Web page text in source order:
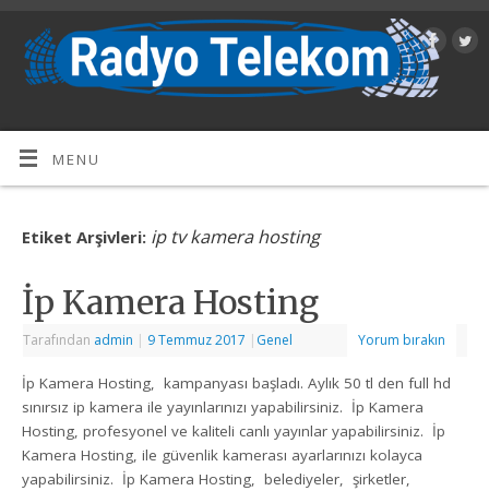
MENU
Etiket Arşivleri: ip tv kamera hosting
İp Kamera Hosting
Tarafından admin | 9 Temmuz 2017 | Genel Yorum bırakın
İp Kamera Hosting, kampanyası başladı. Aylık 50 tl den full hd
sınırsız ip kamera ile yayınlarınızı yapabilirsiniz. İp Kamera
Hosting, profesyonel ve kaliteli canlı yayınlar yapabilirsiniz. İp
Kamera Hosting, ile güvenlik kamerası ayarlarınızı kolayca
yapabilirsiniz. İp Kamera Hosting, belediyeler, şirketler,